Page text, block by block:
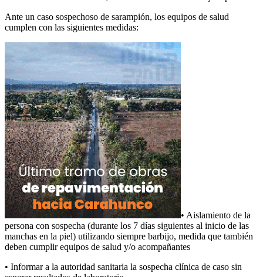
Ante un caso sospechoso de sarampión, los equipos de salud
cumplen con las siguientes medidas:
• Aislamiento de la
persona con sospecha (durante los 7 días siguientes al inicio de las
manchas en la piel) utilizando siempre barbijo, medida que también
deben cumplir equipos de salud y/o acompañantes
• Informar a la autoridad sanitaria la sospecha clínica de caso sin